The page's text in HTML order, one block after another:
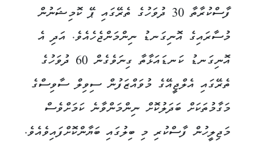
ފާސްކުރާތާ 30 ދުވަހުގެ ތެރޭގައި ޕޭ ކޮމިޝަނުން
މުސާރައިގެ އޮނިގަނޑު ނިންމަންޖެހެއެވެ. އަދި އެ
އޮނިގަނޑު ކަނޑައަޅާތާ ގިނަވެގެން 60 ދުވަހުގެ
ތެރޭގައި އެލްޖީއޭގެ މުވައްޒަފުން ސިވިލް ސާވިސްގެ
މަގާމުތަކަށް ބަދަލުކޮށް ނިންމަންވާނެ ކަމަށްވެސް
މަޖިލީހުން ފާސްކުރި މި ބިލުގައި ބަޔާންކޮށްފައިވެއެވެ.